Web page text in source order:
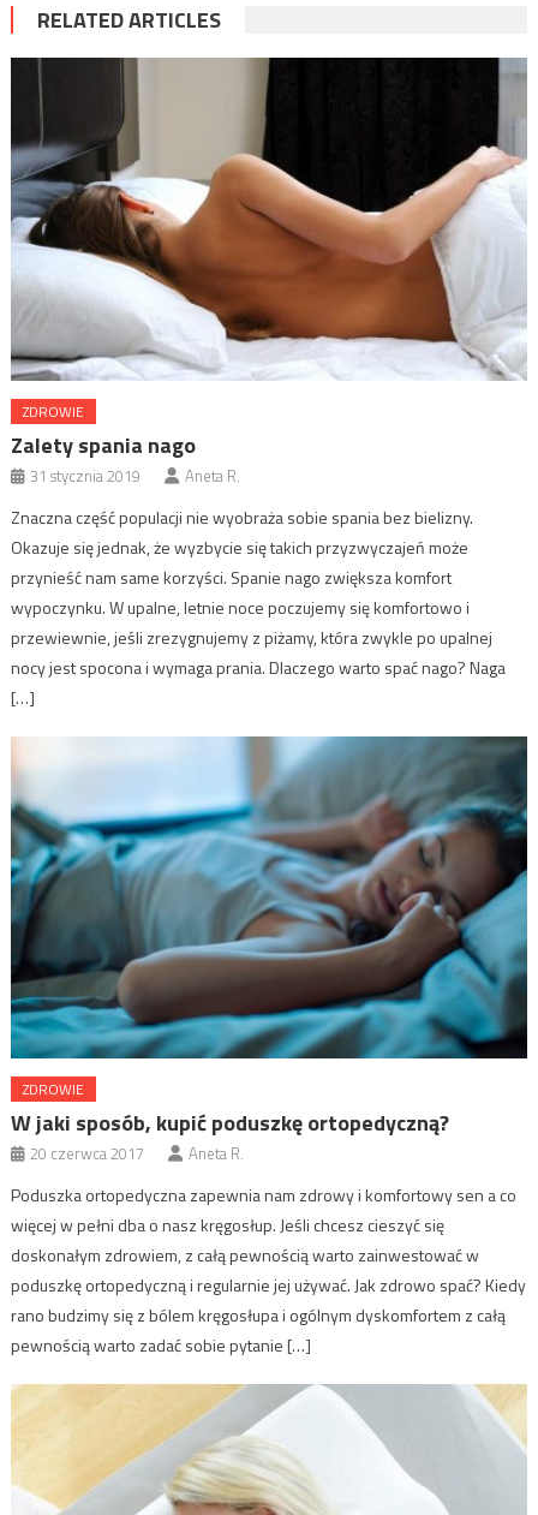
RELATED ARTICLES
ZDROWIE
Zalety spania nago
31 stycznia 2019 Aneta R.
Znaczna część populacji nie wyobraża sobie spania bez bielizny.
Okazuje się jednak, że wyzbycie się takich przyzwyczajeń może
przynieść nam same korzyści. Spanie nago zwiększa komfort
wypoczynku. W upalne, letnie noce poczujemy się komfortowo i
przewiewnie, jeśli zrezygnujemy z piżamy, która zwykle po upalnej
nocy jest spocona i wymaga prania. Dlaczego warto spać nago? Naga
[…]
ZDROWIE
W jaki sposób, kupić poduszkę ortopedyczną?
20 czerwca 2017 Aneta R.
Poduszka ortopedyczna zapewnia nam zdrowy i komfortowy sen a co
więcej w pełni dba o nasz kręgosłup. Jeśli chcesz cieszyć się
doskonałym zdrowiem, z całą pewnością warto zainwestować w
poduszkę ortopedyczną i regularnie jej używać. Jak zdrowo spać? Kiedy
rano budzimy się z bólem kręgosłupa i ogólnym dyskomfortem z całą
pewnością warto zadać sobie pytanie […]